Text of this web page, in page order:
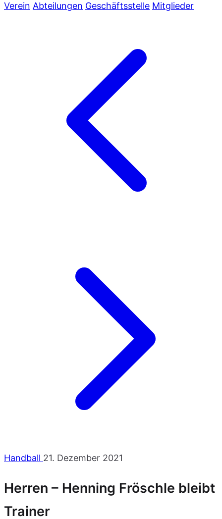
Verein Abteilungen Geschäftsstelle Mitglieder
Handball 21. Dezember 2021
Herren – Henning Fröschle bleibt
Trainer